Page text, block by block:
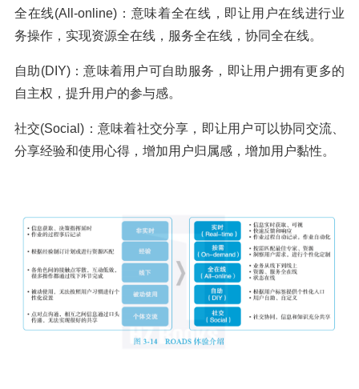
全在线(All-online)：意味着全在线，即让用户在线进行业
务操作，实现资源全在线，服务全在线，协同全在线。
自助(DIY)：意味着用户可自助服务，即让用户拥有更多的
自主权，提升用户的参与感。
社交(Social)：意味着社交分享，即让用户可以协同交流、
分享经验和使用心得，增加用户归属感，增加用户黏性。